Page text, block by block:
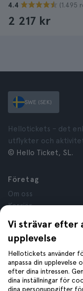
4.4 (1.495
2 217 kr
Vi strävar efter
upplevelse
Hellotickets använder
anpassa din upplevelse
efter dina intressen.
dina inställningar för
dina personuppgifter
SWE (SEK)
Hellotickets – det
utflykter och
© Hello Ticket, SL.
Företag
Om oss
Karriär
Recensioner
Sekretess
Regler och villkor
Juridisk Rådgivning
Cookies